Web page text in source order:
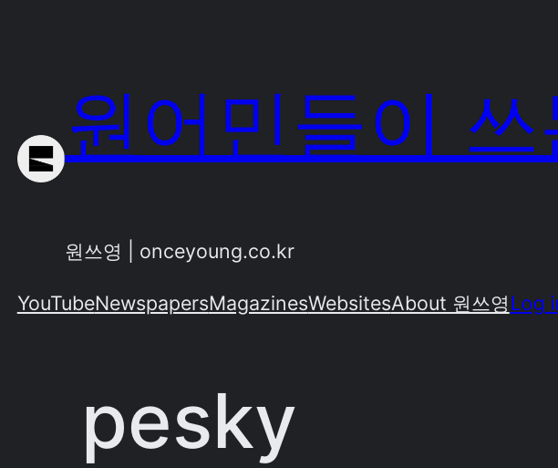
원어민들이 쓰
원쓰영 | onceyoung.co.kr
YouTubeNewspapersMagazinesWebsitesAbout 원쓰영Log
pesky